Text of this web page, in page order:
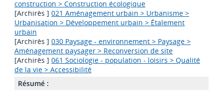
construction > Construction écologique
[Archirès ] 021 Aménagement urbain > Urbanisme >
Urbanisation > Développement urbain > Étalement
urbain
[Archirès ] 030 Paysage - environnement > Paysage >
Aménagement paysager > Reconversion de site
[Archirès ] 061 Sociologie - population - loisirs > Qualité
de la vie > Accessibilité
Résumé :